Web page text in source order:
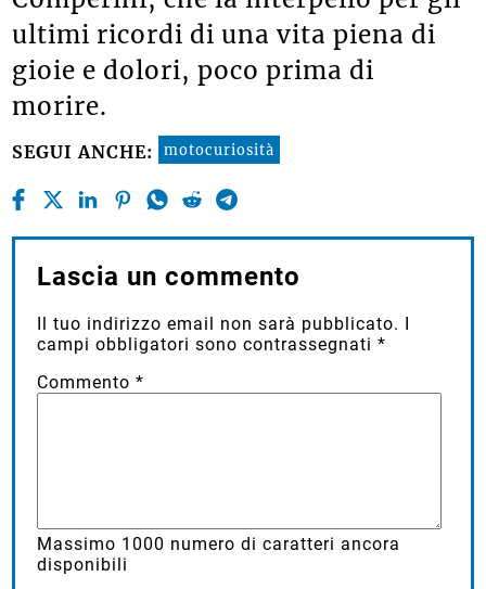
ultimi ricordi di una vita piena di
gioie e dolori, poco prima di
morire.
SEGUI ANCHE: motocuriosità
Lascia un commento
Il tuo indirizzo email non sarà pubblicato. I
campi obbligatori sono contrassegnati*
Commento*
Massimo 1000 numero di caratteri ancora
disponibili